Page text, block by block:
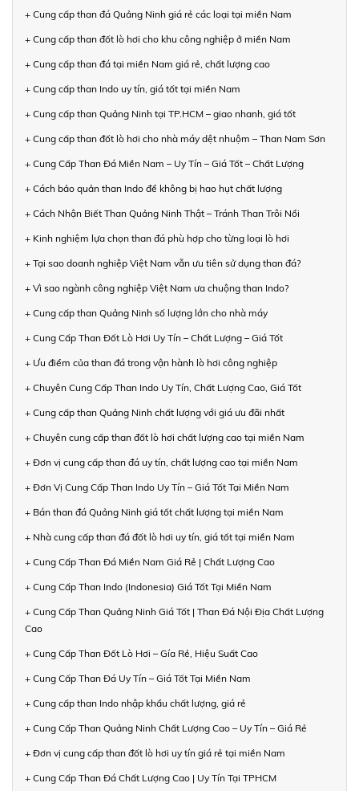
+ Cung cấp than đá Quảng Ninh giá rẻ các loại tại miền Nam
+ Cung cấp than đốt lò hơi cho khu công nghiệp ở miền Nam
+ Cung cấp than đá tại miền Nam giá rẻ, chất lượng cao
+ Cung cấp than Indo uy tín, giá tốt tại miền Nam
+ Cung cấp than Quảng Ninh tại TP.HCM – giao nhanh, giá tốt
+ Cung cấp than đốt lò hơi cho nhà máy dệt nhuộm – Than Nam Sơn
+ Cung Cấp Than Đá Miền Nam – Uy Tín – Giá Tốt – Chất Lượng
+ Cách bảo quản than Indo để không bị hao hụt chất lượng
+ Cách Nhận Biết Than Quảng Ninh Thật – Tránh Than Trôi Nổi
+ Kinh nghiệm lựa chọn than đá phù hợp cho từng loại lò hơi
+ Tại sao doanh nghiệp Việt Nam vẫn ưu tiên sử dụng than đá?
+ Vì sao ngành công nghiệp Việt Nam ưa chuộng than Indo?
+ Cung cấp than Quảng Ninh số lượng lớn cho nhà máy
+ Cung Cấp Than Đốt Lò Hơi Uy Tín – Chất Lượng – Giá Tốt
+ Ưu điểm của than đá trong vận hành lò hơi công nghiệp
+ Chuyên Cung Cấp Than Indo Uy Tín, Chất Lượng Cao, Giá Tốt
+ Cung cấp than Quảng Ninh chất lượng với giá ưu đãi nhất
+ Chuyên cung cấp than đốt lò hơi chất lượng cao tại miền Nam
+ Đơn vị cung cấp than đá uy tín, chất lượng cao tại miền Nam
+ Đơn Vị Cung Cấp Than Indo Uy Tín – Giá Tốt Tại Miền Nam
+ Bán than đá Quảng Ninh giá tốt chất lượng tại miền Nam
+ Nhà cung cấp than đá đốt lò hơi uy tín, giá tốt tại miền Nam
+ Cung Cấp Than Đá Miền Nam Giá Rẻ | Chất Lượng Cao
+ Cung Cấp Than Indo (Indonesia) Giá Tốt Tại Miền Nam
+ Cung Cấp Than Quảng Ninh Giá Tốt | Than Đá Nội Địa Chất Lượng
Cao
+ Cung Cấp Than Đốt Lò Hơi – Gía Rẻ, Hiệu Suất Cao
+ Cung Cấp Than Đá Uy Tín – Giá Tốt Tại Miền Nam
+ Cung cấp than Indo nhập khẩu chất lượng, giá rẻ
+ Cung Cấp Than Quảng Ninh Chất Lượng Cao – Uy Tín – Giá Rẻ
+ Đơn vị cung cấp than đốt lò hơi uy tín giá rẻ tại miền Nam
+ Cung Cấp Than Đá Chất Lượng Cao | Uy Tín Tại TPHCM